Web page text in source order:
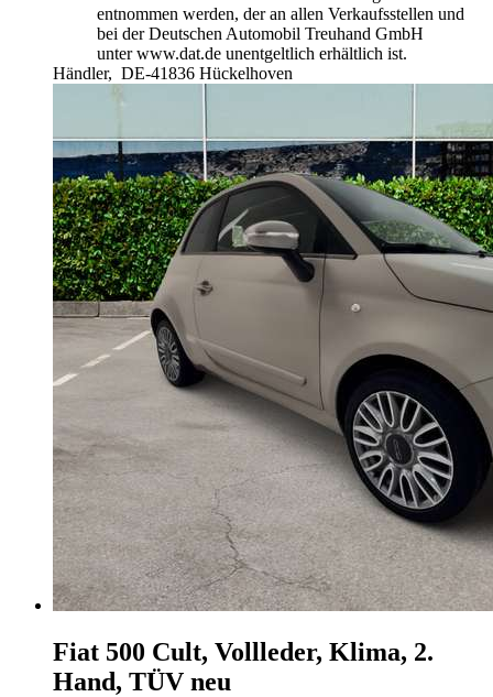
entnommen werden, der an allen Verkaufsstellen und
bei der Deutschen Automobil Treuhand GmbH
unter www.dat.de unentgeltlich erhältlich ist.
Händler, DE-41836 Hückelhoven
Fiat 500 Cult, Vollleder, Klima, 2.
Hand, TÜV neu